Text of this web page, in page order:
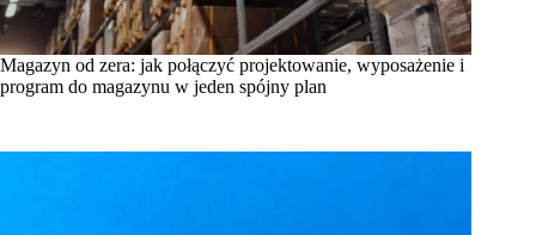
Magazyn od zera: jak połączyć projektowanie, wyposażenie i
program do magazynu w jeden spójny plan